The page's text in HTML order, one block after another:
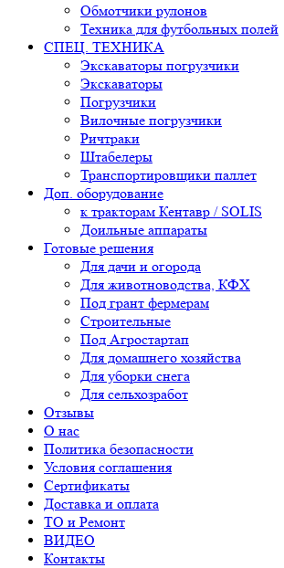
Обмотчики рулонов
Техника для футбольных полей
СПЕЦ. ТЕХНИКА
Экскаваторы погрузчики
Экскаваторы
Погрузчики
Вилочные погрузчики
Ричтраки
Штабелеры
Транспортировщики паллет
Доп. оборудование
к тракторам Кентавр / SOLIS
Доильные аппараты
Готовые решения
Для дачи и огорода
Для животноводства, КФХ
Под грант фермерам
Строительные
Под Агростартап
Для домашнего хозяйства
Для уборки снега
Для сельхозработ
Отзывы
О нас
Политика безопасности
Условия соглашения
Сертификаты
Доставка и оплата
ТО и Ремонт
ВИДЕО
Контакты